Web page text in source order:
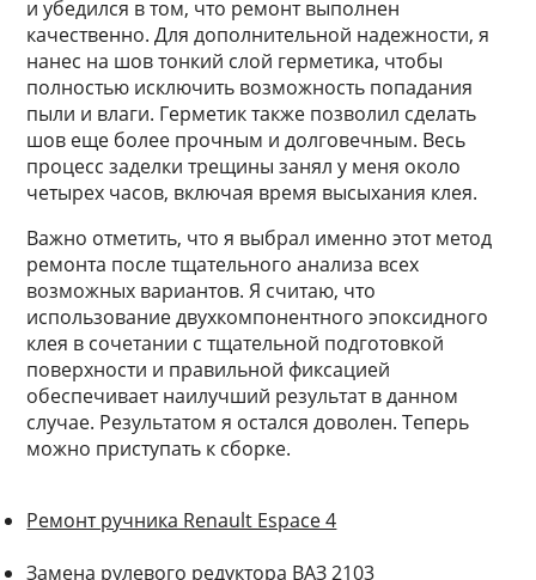
и убедился в том, что ремонт выполнен
качественно. Для дополнительной надежности, я
нанес на шов тонкий слой герметика, чтобы
полностью исключить возможность попадания
пыли и влаги. Герметик также позволил сделать
шов еще более прочным и долговечным. Весь
процесс заделки трещины занял у меня около
четырех часов, включая время высыхания клея.
Важно отметить, что я выбрал именно этот метод
ремонта после тщательного анализа всех
возможных вариантов. Я считаю, что
использование двухкомпонентного эпоксидного
клея в сочетании с тщательной подготовкой
поверхности и правильной фиксацией
обеспечивает наилучший результат в данном
случае. Результатом я остался доволен. Теперь
можно приступать к сборке.
Ремонт ручника Renault Espace 4
Замена рулевого редуктора ВАЗ 2103